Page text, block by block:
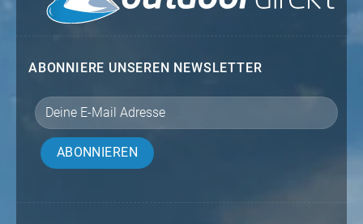
ABONNIERE UNSEREN NEWSLETTER